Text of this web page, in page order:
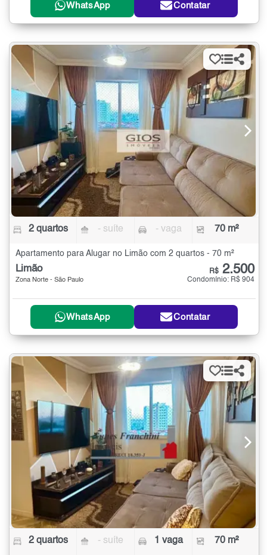
WhatsApp Contatar
2 quartos - suíte - vaga 70 m²
Apartamento para Alugar no Limão com 2 quartos - 70 m²
Limão
Zona Norte - São Paulo
R$ 2.500
Condomínio: R$ 904
WhatsApp Contatar
2 quartos - suíte 1 vaga 70 m²